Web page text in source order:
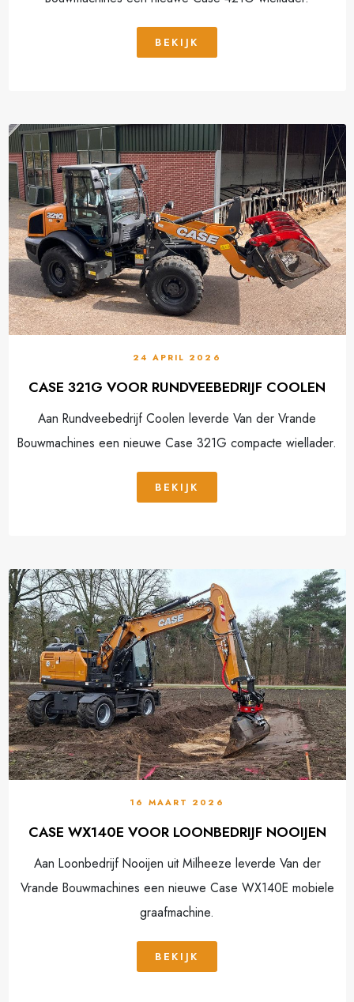
BEKIJK
24 APRIL 2026
CASE 321G VOOR RUNDVEEBEDRIJF COOLEN
Aan Rundveebedrijf Coolen leverde Van der Vrande
Bouwmachines een nieuwe Case 321G compacte wiellader.
BEKIJK
16 MAART 2026
CASE WX140E VOOR LOONBEDRIJF NOOIJEN
Aan Loonbedrijf Nooijen uit Milheeze leverde Van der
Vrande Bouwmachines een nieuwe Case WX140E mobiele
graafmachine.
BEKIJK